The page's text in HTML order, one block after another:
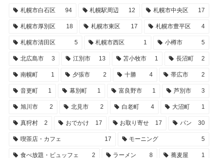
札幌市白石区 94 札幌駅周辺 12 札幌市中央区 17
札幌市厚別区 18 札幌市東区 17 札幌市豊平区 4
札幌市清田区 5 札幌市西区 1 小樽市 5
北広島市 3 江別市 13 苫小牧市 1 長沼町 2
南幌町 1 夕張市 2 十勝 4 帯広市 2
音更町 1 幕別町 1 富良野市 1 芦別市 3
旭川市 2 北見市 2 白老町 4 大沼町 1
真狩村 2 おでかけ 17 お取り寄せ 17 パン 30
喫茶店・カフェ 17 モーニング 5
食べ放題・ビュッフェ 2 ラーメン 8 蕎麦屋 1